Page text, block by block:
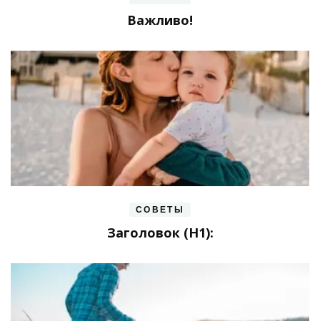
Важливо!
СОВЕТЫ
Заголовок (H1):